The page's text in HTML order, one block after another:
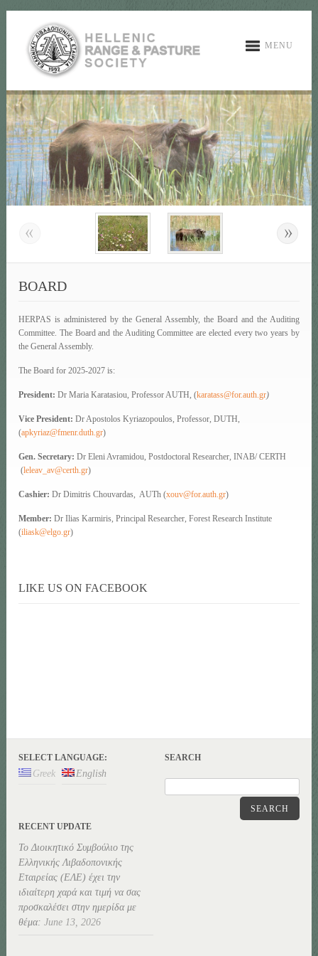
MENU
BOARD
HERPAS is administered by the General Assembly, the Board and the Auditing
Committee. The Board and the Auditing Committee are elected every two years by
the General Assembly.
The Board for 2025-2027 is:
President:Dr Maria Karatasiou, Professor AUTH, (karatass@for.auth.gr)
Vice President:Dr Apostolos Kyriazopoulos, Professor, DUTH,
(apkyriaz@fmenr.duth.gr)
Gen. Secretary:Dr Eleni Avramidou, Postdoctoral Researcher, INAB/ CERTH
(leleav_av@certh.gr)
Cashier: Dr Dimitris Chouvardas, AUTh (xouv@for.auth.gr)
Member: Dr Ilias Karmiris, Principal Researcher, Forest Research Institute
(iliask@elgo.gr)
LIKE US ON FACEBOOK
SELECT LANGUAGE:
Greek English
SEARCH
SEARCH
RECENT UPDATE
Το Διοικητικό Συμβούλιο της
Ελληνικής Λιβαδοπονικής
Εταιρείας (ΕΛΕ) έχει την
ιδιαίτερη χαρά και τιμή να σας
προσκαλέσει στην ημερίδα με
θέμα: June 13, 2026